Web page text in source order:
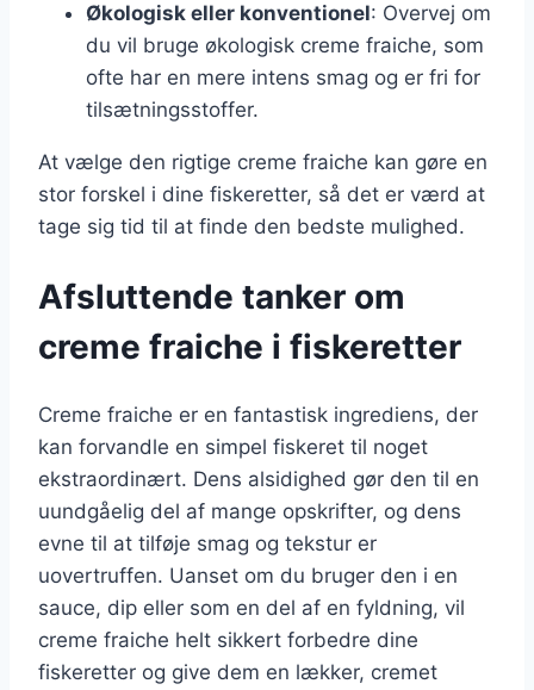
Økologisk eller konventionel: Overvej om
du vil bruge økologisk creme fraiche, som
ofte har en mere intens smag og er fri for
tilsætningsstoffer.
At vælge den rigtige creme fraiche kan gøre en
stor forskel i dine fiskeretter, så det er værd at
tage sig tid til at finde den bedste mulighed.
Afsluttende tanker om
creme fraiche i fiskeretter
Creme fraiche er en fantastisk ingrediens, der
kan forvandle en simpel fiskeret til noget
ekstraordinært. Dens alsidighed gør den til en
uundgåelig del af mange opskrifter, og dens
evne til at tilføje smag og tekstur er
uovertruffen. Uanset om du bruger den i en
sauce, dip eller som en del af en fyldning, vil
creme fraiche helt sikkert forbedre dine
fiskeretter og give dem en lækker, cremet